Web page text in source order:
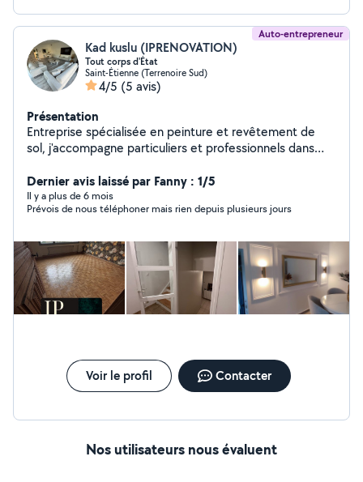
Auto-entrepreneur
Kad kuslu (IPRENOVATION)
Tout corps d'État
Saint-Étienne (Terrenoire Sud)
4/5 (5 avis)
Présentation
Entreprise spécialisée en peinture et revêtement de
sol, j'accompagne particuliers et professionnels dans
qualité et respect des délais sont au cœur de mes
engagements. Réactif et sérieux, je propose des
solutions adaptées à chaque besoin, avec un suivi clair
Dernier avis laissé par Fanny : 1/5
Il y a plus de 6 mois
Prévois de nous téléphoner mais rien depuis plusieurs jours
Voir le profil Contacter
Nos utilisateurs nous évaluent